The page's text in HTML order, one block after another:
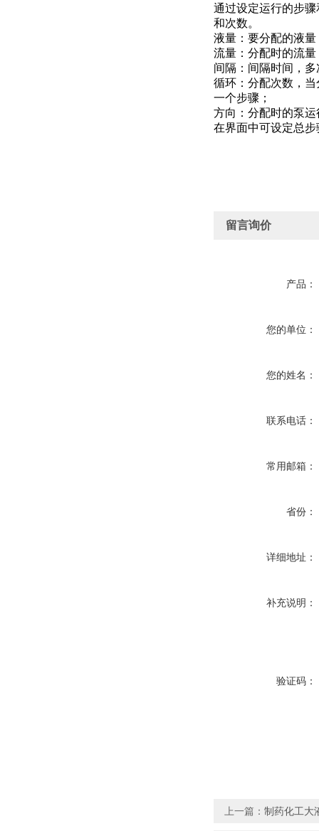
通过设定运行的步
和次数。
液量：要分配的液
流量：分配时的流
间隔：间隔时间，
循环：分配次数，
一个步骤；
方向：分配时的泵
在界面中可设定总
留言询价
产品：
您的单位：
您的姓名：
联系电话：
常用邮箱：
省份：
详细地址：
补充说明：
验证码：
上一篇： 制药化工大